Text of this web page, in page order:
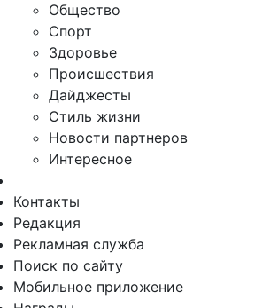
Общество
Спорт
Здоровье
Происшествия
Дайджесты
Стиль жизни
Новости партнеров
Интересное
Контакты
Редакция
Рекламная служба
Поиск по сайту
Мобильное приложение